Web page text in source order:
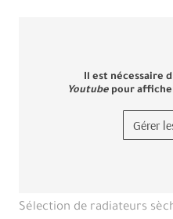
Il est nécessaire
Youtube pour
Gérer
Sélection de radiateurs